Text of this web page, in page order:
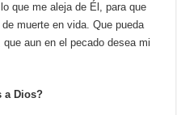
que me aleja de Él, para que
muerte en vida. Que pueda
aun en el pecado desea mi
a Dios?